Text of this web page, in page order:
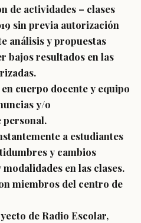
de actividades – clases
sin previa autorización
análisis y propuestas
bajos resultados en las
cuerpo docente y equipo
y/o
personal.
a estudiantes
y cambios
en las clases.
miembros del centro de
de Radio Escolar,